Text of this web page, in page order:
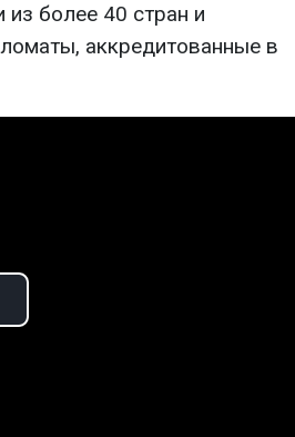
из более 40 стран и
аккредитованные в